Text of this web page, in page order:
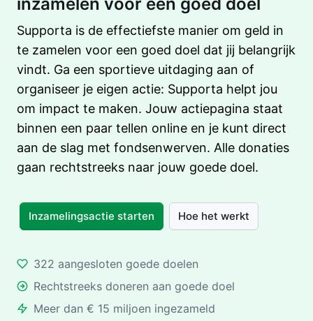
Supporta is de effectiefste manier om geld in
te zamelen voor een goed doel dat jij belangrijk
vindt. Ga een sportieve uitdaging aan of
organiseer je eigen actie: Supporta helpt jou
om impact te maken. Jouw actiepagina staat
binnen een paar tellen online en je kunt direct
aan de slag met fondsenwerven. Alle donaties
gaan rechtstreeks naar jouw goede doel.
Inzamelingsactie starten Hoe het werkt
322 aangesloten goede doelen
Rechtstreeks doneren aan goede doel
Meer dan € 15 miljoen ingezameld